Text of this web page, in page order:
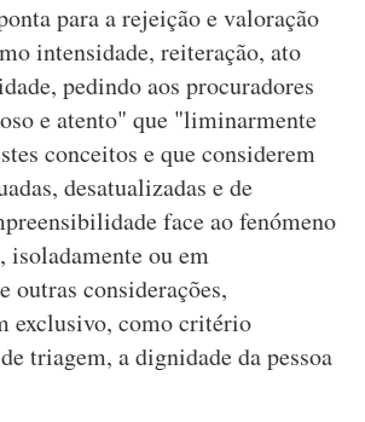
para a rejeição e valoração
intensidade, reiteração, ato
pedindo aos procuradores
e atento" que "liminarmente
conceitos e que considerem
desatualizadas e de
face ao fenómeno
isoladamente ou em
outras considerações,
exclusivo, como critério
triagem, a dignidade da pessoa